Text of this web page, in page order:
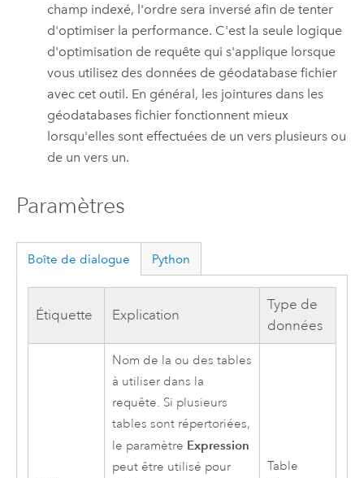
champ indexé, l'ordre sera inversé afin de tenter
d'optimiser la performance. C'est la seule logique
d'optimisation de requête qui s'applique lorsque
vous utilisez des données de géodatabase fichier
avec cet outil. En général, les jointures dans les
géodatabases fichier fonctionnent mieux
lorsqu'elles sont effectuées de un vers plusieurs ou
de un vers un.
Paramètres
Boîte de dialogue Python
Étiquette Explication
Type de
données
Nom de la ou des tables
à utiliser dans la
requête. Si plusieurs
tables sont répertoriées,
le paramètre Expression
peut être utilisé pour
Table